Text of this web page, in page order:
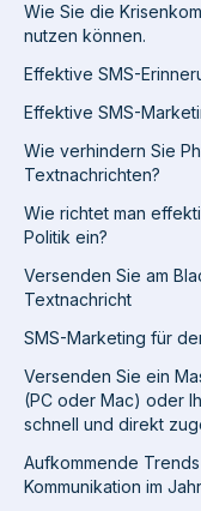
Wie Sie die
nutzen können.
Effektive SMS-
Effektive SMS-
Wie verhindern Sie
Textnachrichten?
Wie richtet man
Politik ein?
Versenden Sie am
Textnachricht
SMS-Marketing für
Versenden Sie ein
(PC oder Mac) oder
schnell und direkt
Aufkommende
Kommunikation im